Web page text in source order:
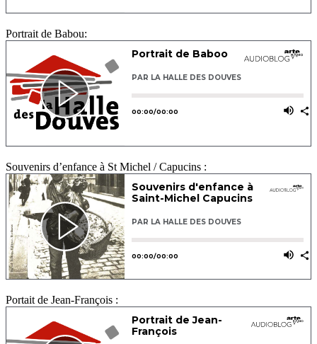
Portrait de Babou:
Souvenirs d’enfance à St Michel / Capucins :
Portait de Jean-François :